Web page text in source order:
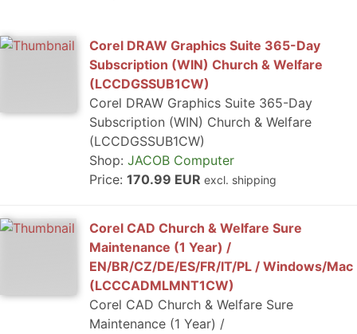
Corel DRAW Graphics Suite 365-Day
Subscription (WIN) Church & Welfare
(LCCDGSSUB1CW)
Corel DRAW Graphics Suite 365-Day
Subscription (WIN) Church & Welfare
(LCCDGSSUB1CW)
Shop: JACOB Computer
Price: 170.99 EUR excl. shipping
Corel CAD Church & Welfare Sure
Maintenance (1 Year) /
EN/BR/CZ/DE/ES/FR/IT/PL / Windows/Mac
(LCCCADMLMNT1CW)
Corel CAD Church & Welfare Sure
Maintenance (1 Year) /